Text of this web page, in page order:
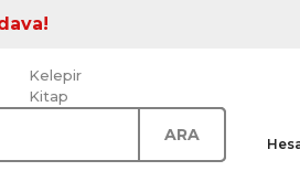
Kelepir
Kitap
ARA